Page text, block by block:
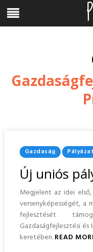
content
Menu
Posted
In
Gazdaság
Új uniós
Megjelent az idei
versenyképességét, a
fejlesztését
Gazdaságfejlesztési és
keretében.READ